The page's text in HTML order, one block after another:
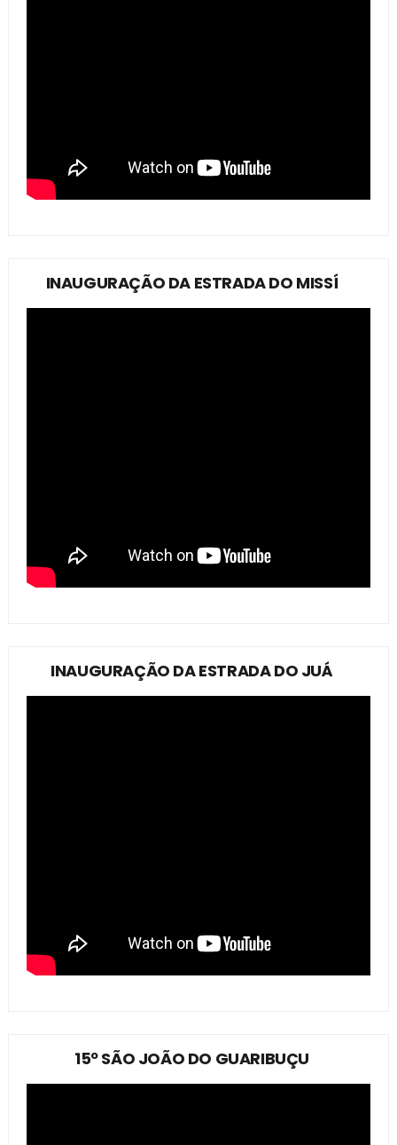
INAUGURAÇÃO DA ESTRADA DO MISSÍ
INAUGURAÇÃO DA ESTRADA DO JUÁ
15º SÃO JOÃO DO GUARIBUÇU